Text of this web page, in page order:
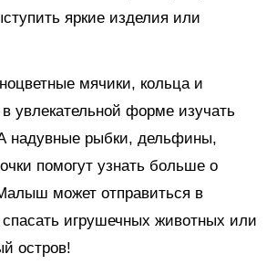
яркие изделия или
мячики, кольца и
увлекательной форме изучать
надувные рыбки, дельфины,
помогут узнать больше о
может отправиться в
игрушечных животных или
остров!